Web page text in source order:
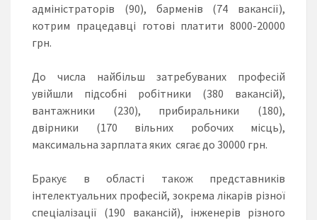
адміністраторів (90), барменів (74 вакансії),
котрим працедавці готові платити 8000-20000
грн.
До числа найбільш затребуваних професій
увійшли підсобні робітники (380 вакансій),
вантажники (230), прибиральники (180),
двірники (170 вільних робочих місць),
максимальна зарплата яких сягає до 30000 грн.
Бракує в області також представників
інтелектуальних професій, зокрема лікарів різної
спеціалізації (190 вакансій), інженерів різного